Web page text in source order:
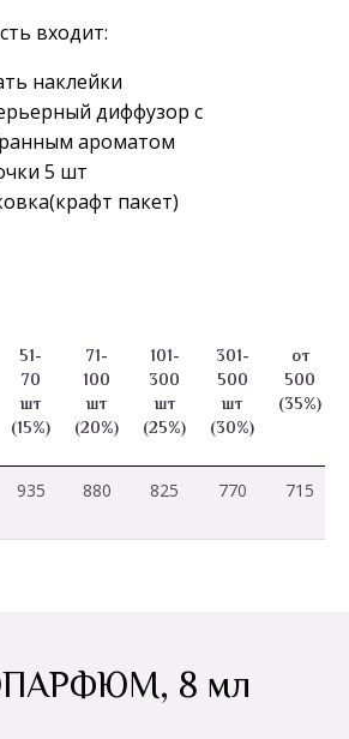
входит:
наклейки
диффузор с
ароматом
5 шт
пакет)
51-
70
шт
(15%)
71-
100
шт
(20%)
101-
300
шт
(25%)
301-
500
шт
(30%)
от
500
(35%)
935 880 825 770 715
8 мл